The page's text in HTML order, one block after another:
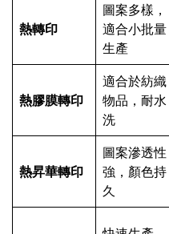
熱轉印
圖案多樣，
適合小批量
生產
熱膠膜轉印
適合於紡織
物品，耐水
洗
熱昇華轉印
圖案滲透性
強，顏色持
久